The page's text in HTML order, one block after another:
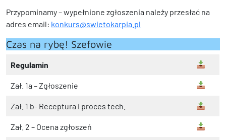
Przypominamy – wypełnione zgłoszenia należy przesłać na
adres email: konkurs@swietokarpia.pl
Czas na rybę! Szefowie
Regulamin
Zał. 1a – Zgłoszenie
Zał. 1 b- Receptura i proces tech.
Zał. 2 – Ocena zgłoszeń